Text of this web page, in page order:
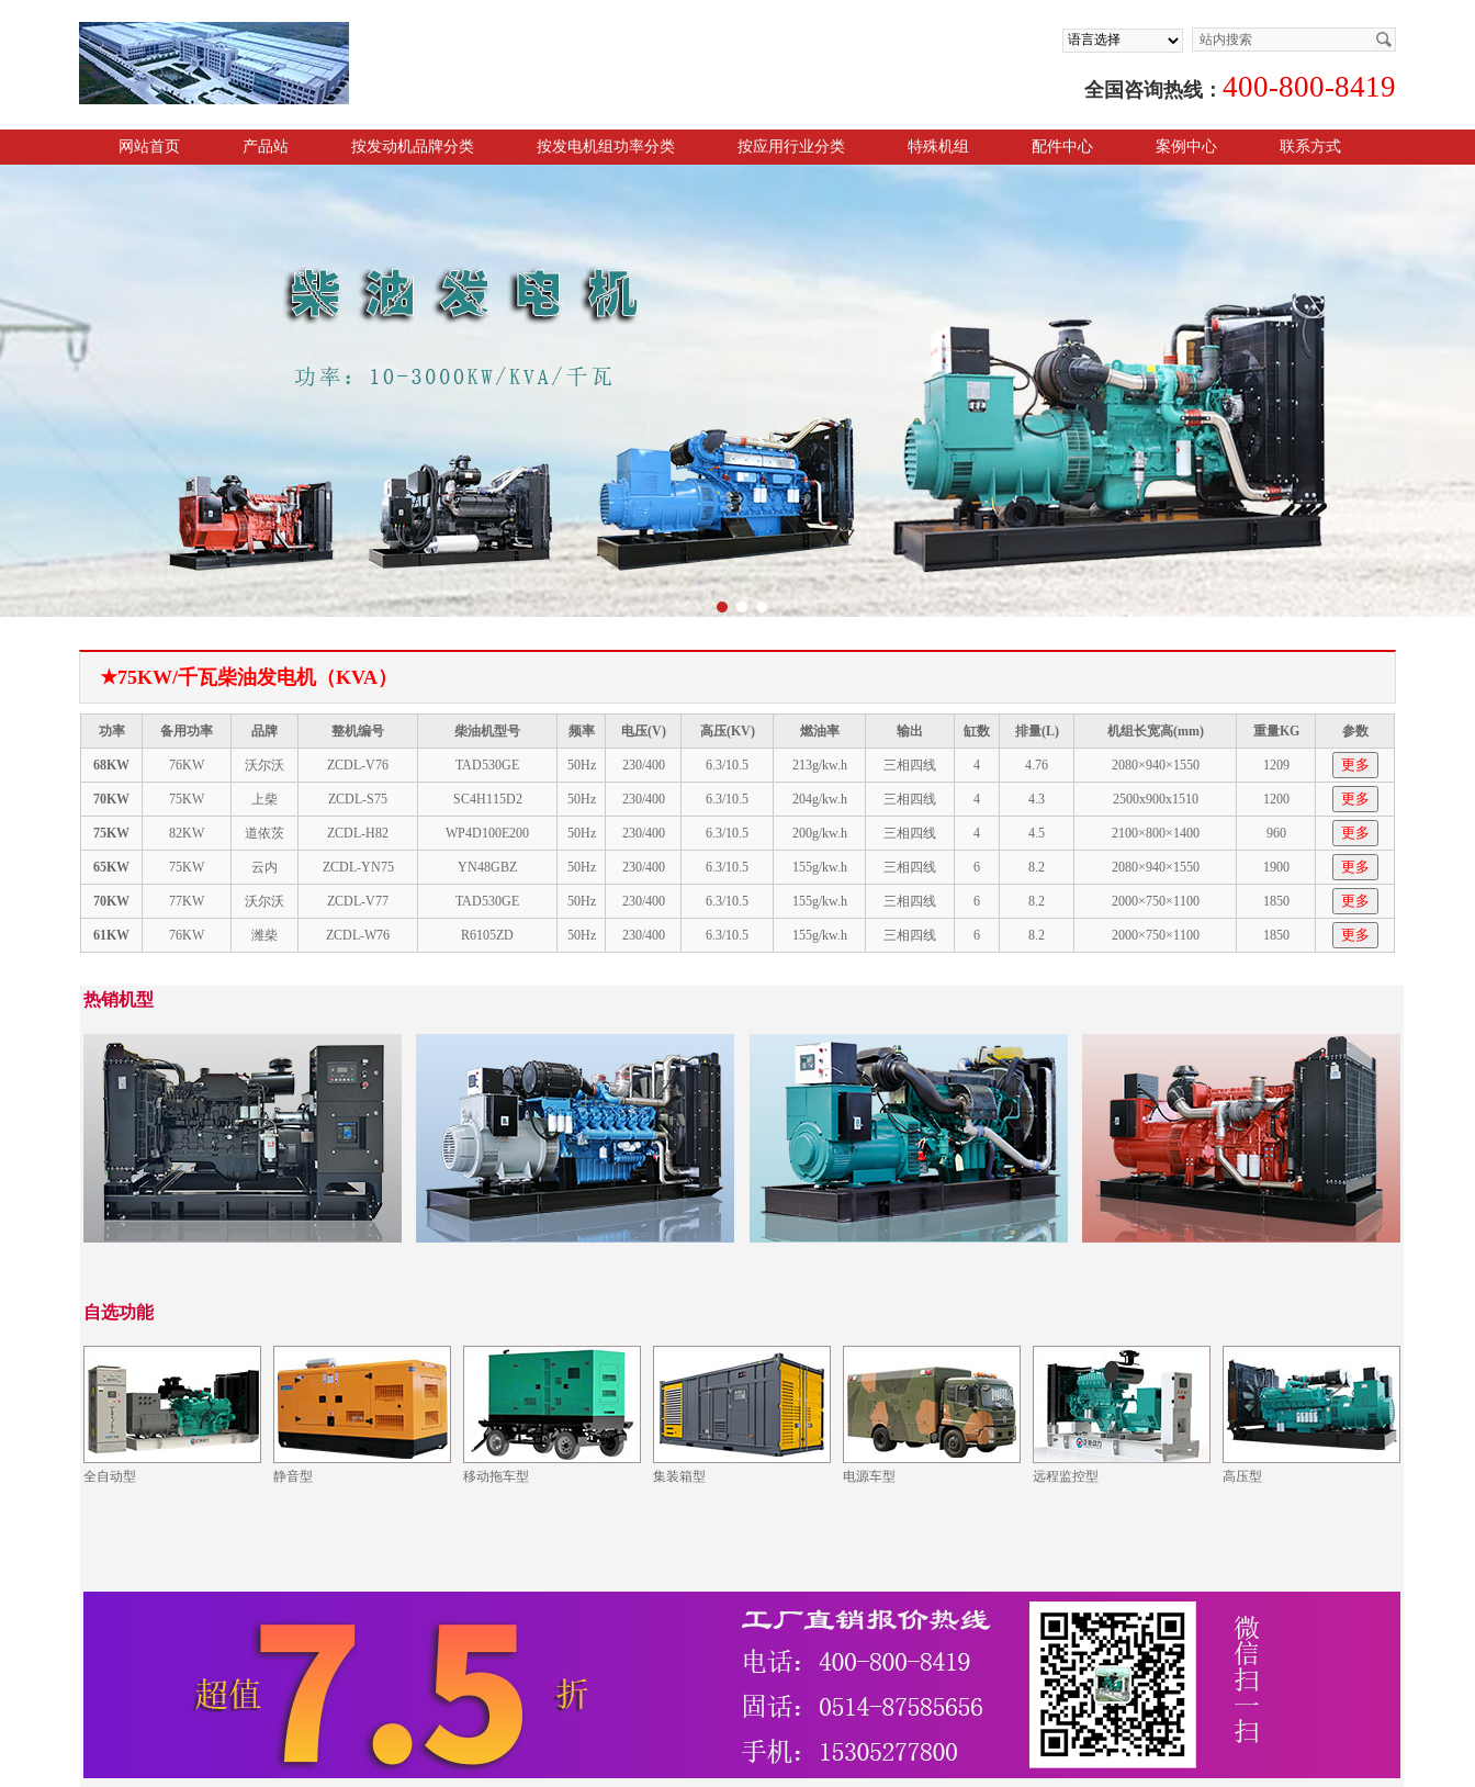
全国咨询热线： 400-800-8419
网站首页 产品站 按发动机品牌分类 按发电机组功率分类 按应用行业分类 特殊机组 配件中心 案例中心 联系方式
★75KW/千瓦柴油发电机（KVA）
功率 备用功率 品牌 整机编号 柴油机型号 频率 电压(V) 高压(KV) 燃油率 输出 缸数 排量(L) 机组长宽高(mm) 重量KG 参数
68KW 76KW 沃尔沃 ZCDL-V76 TAD530GE 50Hz 230/400 6.3/10.5 213g/kw.h 三相四线 4 4.76 2080×940×1550 1209 更多
70KW 75KW 上柴 ZCDL-S75 SC4H115D2 50Hz 230/400 6.3/10.5 204g/kw.h 三相四线 4 4.3 2500x900x1510 1200 更多
75KW 82KW 道依茨 ZCDL-H82 WP4D100E200 50Hz 230/400 6.3/10.5 200g/kw.h 三相四线 4 4.5 2100×800×1400 960 更多
65KW 75KW 云内 ZCDL-YN75 YN48GBZ 50Hz 230/400 6.3/10.5 155g/kw.h 三相四线 6 8.2 2080×940×1550 1900 更多
70KW 77KW 沃尔沃 ZCDL-V77 TAD530GE 50Hz 230/400 6.3/10.5 155g/kw.h 三相四线 6 8.2 2000×750×1100 1850 更多
61KW 76KW 潍柴 ZCDL-W76 R6105ZD 50Hz 230/400 6.3/10.5 155g/kw.h 三相四线 6 8.2 2000×750×1100 1850 更多
热销机型
自选功能
全自动型 静音型 移动拖车型 集装箱型 电源车型 远程监控型 高压型
·文昌地产公司
·中富置业公司
·宝德建筑公司
·巨霸机电公司
·ZCDL-Y250S
·ZCDL-C88S
·ZCDL-S220
·ZCDL-C1000
·ZCDL-S280
·ZCDL-C280
·ZCDL-S350
·ZCDL-C1500
·ZCDL-C50S